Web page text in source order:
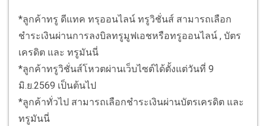
*ลูกค้าทรู ดีแทค ทรุออนไลน์ ทรูวิชั่นส์ สามารถเลือก
ชำระเงินผ่านการลงบิลทรูมูฟเอชหรือทรูออนไลน์ , บัตร
เครดิต และ ทรูมันนี่
*ลูกค้าทรูวิชั่นส์โหวตผ่านเว็บไซต์ได้ตั้งแต่วันที่ 9
มิ.ย.2569 เป็นต้นไป
*ลูกค้าทั่วไป สามารถเลือกชำระเงินผ่านบัตรเครดิต และ
ทรูมันนี่